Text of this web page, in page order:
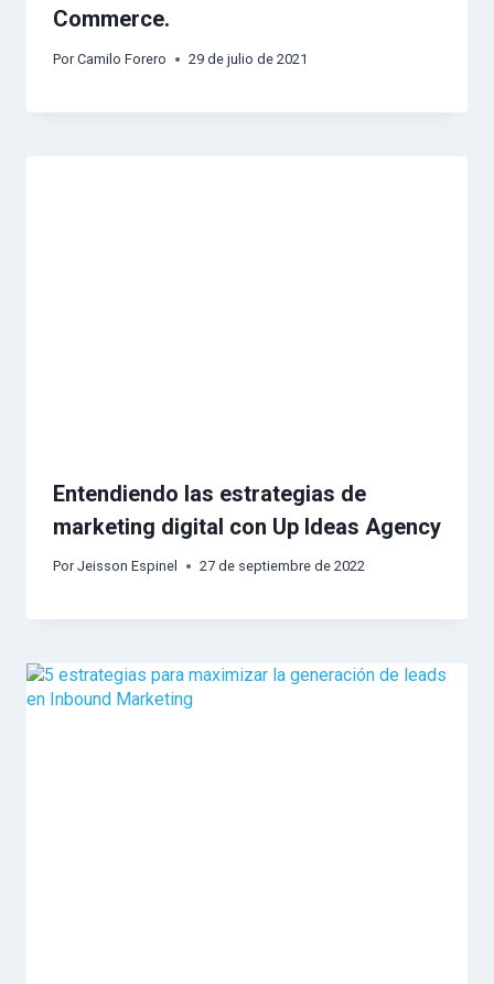
Commerce.
Por Camilo Forero 29 de julio de 2021
Entendiendo las estrategias de
marketing digital con Up Ideas Agency
Por Jeisson Espinel 27 de septiembre de 2022